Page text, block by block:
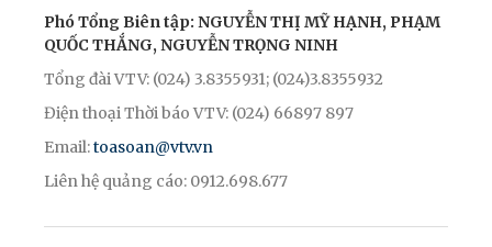
Phó Tổng Biên tập: NGUYỄN THỊ MỸ HẠNH, PHẠM
QUỐC THẮNG, NGUYỄN TRỌNG NINH
Tổng đài VTV: (024) 3.8355931; (024)3.8355932
Điện thoại Thời báo VTV: (024) 66897 897
Email:toasoan@vtv.vn
Liên hệ quảng cáo: 0912.698.677